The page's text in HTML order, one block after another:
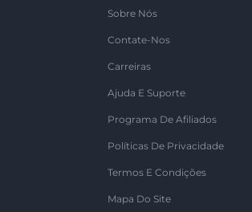
Sobre Nós
Contate-Nos
Carreiras
Ajuda E Suporte
Programa De Afiliados
Políticas De Privacidade
Termos E Condições
Mapa Do Site